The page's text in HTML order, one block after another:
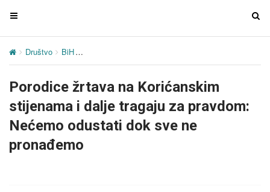
T
g
e
n
v
i
T
Društvo BiH
Porodice žrtava na Korićanskim
stijenama i dalje tragaju za pravdom:
Nećemo odustati dok sve ne
pronađemo